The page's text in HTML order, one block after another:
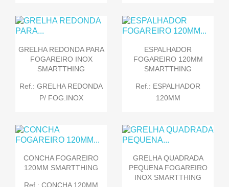
GRELHA REDONDA PARA
FOGAREIRO INOX
SMARTTHING
Ref.: GRELHA REDONDA
P/ FOG.INOX
ESPALHADOR
FOGAREIRO 120MM
SMARTTHING
Ref.: ESPALHADOR
120MM
CONCHA FOGAREIRO
120MM SMARTTHING
Ref.: CONCHA 120MM
GRELHA QUADRADA
PEQUENA FOGAREIRO
INOX SMARTTHING